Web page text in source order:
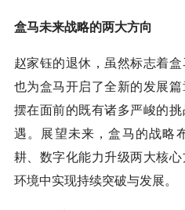
盒马未来战略的两大方向
赵家钰的退休，虽然标志着
也为盒马开启了全新的发展
摆在面前的既有诸多严峻的
遇。展望未来，盒马的战略
耕、数字化能力升级两大核
环境中实现持续突破与发展。